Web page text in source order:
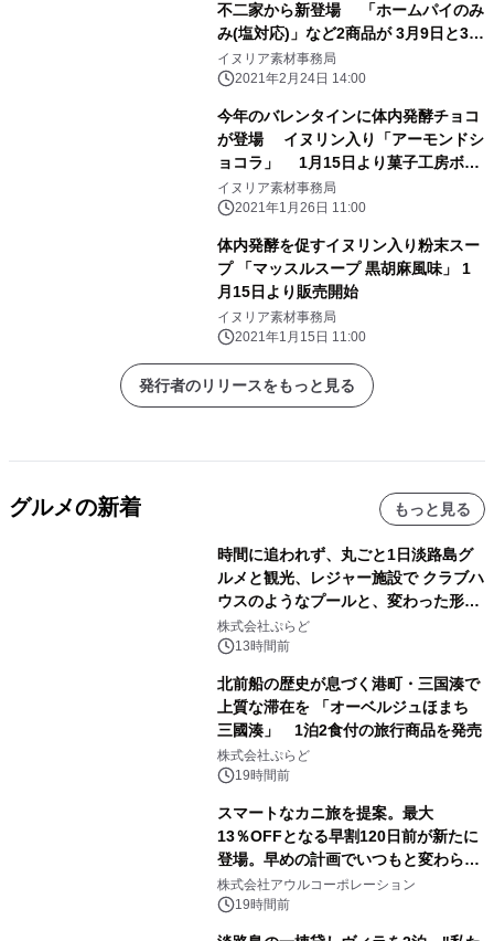
不二家から新登場 「ホームパイのみ
み(塩対応)」など2商品が 3月9日と3月
23日にそれぞれ全国販売開始
イヌリア素材事務局
2021年2月24日 14:00
今年のバレンタインに体内発酵チョコ
が登場 イヌリン入り「アーモンドシ
ョコラ」 1月15日より菓子工房ボス
トンの自社ECサイトおよび全店舗にて
販売中
イヌリア素材事務局
2021年1月26日 11:00
体内発酵を促すイヌリン入り粉末スー
プ 「マッスルスープ 黒胡麻風味」 1
月15日より販売開始
イヌリア素材事務局
2021年1月15日 11:00
発行者のリリースをもっと見る
グルメの新着 もっと見る
時間に追われず、丸ごと1日淡路島グ
ルメと観光、レジャー施設で クラブハ
ウスのようなプールと、変わった形の
サウナも 「THE BOXY AWAJI」のお
得な素泊まり連泊プランで
株式会社ぷらど
13時間前
北前船の歴史が息づく港町・三国湊で
上質な滞在を 「オーベルジュほまち
三國湊」 1泊2食付の旅行商品を発売
株式会社ぷらど
19時間前
スマートなカニ旅を提案。最大
13％OFFとなる早割120日前が新たに
登場。早めの計画でいつもと変わらぬ
大人の冬旅を。ー夕日ヶ浦温泉「佳松
苑 別邸ふうか」ー
株式会社アウルコーポレーション
19時間前